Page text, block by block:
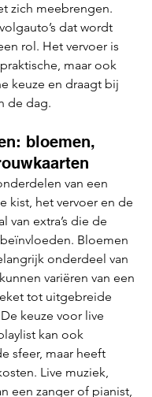
zich meebrengen.
dat wordt
rol. Het vervoer is
maar ook
keuze en draagt bij
de dag.
bloemen,
van een
kist, het vervoer en de
van extra’s die de
Bloemen
onderdeel van
variëren van een
tot uitgebreide
keuze voor live
kan ook
sfeer, maar heeft
Live muziek,
een zanger of pianist,